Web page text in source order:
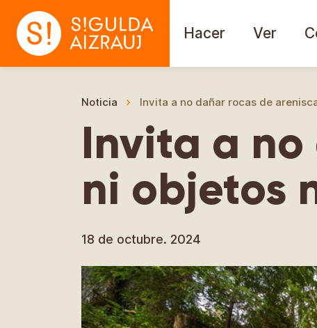
Hacer Ver
Noticia Invita a no dañar rocas de
Invita a no
ni objetos
18 de octubre. 2024